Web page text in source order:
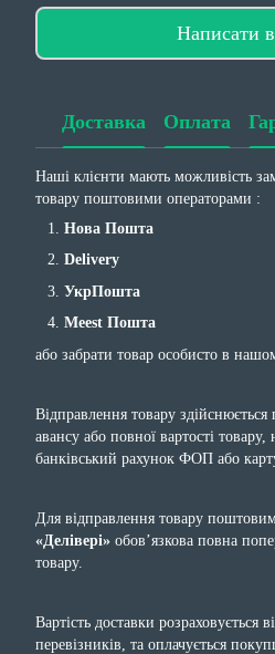
Написати
Доставка Оплата
Наші клієнти мають можливість
товару поштовими операторами :
Нова Пошта
Delivery
УкрПошта
Meest Пошта
або забрати товар особисто в
Відправлення товару здійснюється
авансу або повної вартості
банківський рахунок ФОП або
Для відправлення товару
«Делівері» обов’язкова повна
товару.
Вартість доставки розраховується
перевізників, та оплачується